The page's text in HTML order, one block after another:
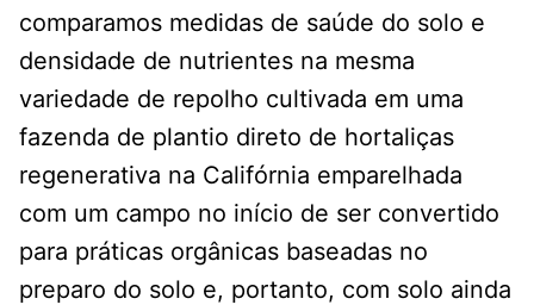
comparamos medidas de saúde do solo e
densidade de nutrientes na mesma
variedade de repolho cultivada em uma
fazenda de plantio direto de hortaliças
regenerativa na Califórnia emparelhada
com um campo no início de ser convertido
para práticas orgânicas baseadas no
preparo do solo e, portanto, com solo ainda